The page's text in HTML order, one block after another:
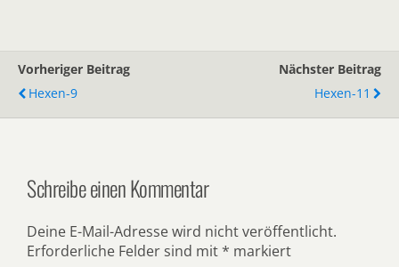
Vorheriger Beitrag
Hexen-9
Nächster Beitrag
Hexen-11
Schreibe einen Kommentar
Deine E-Mail-Adresse wird nicht veröffentlicht.
Erforderliche Felder sind mit * markiert